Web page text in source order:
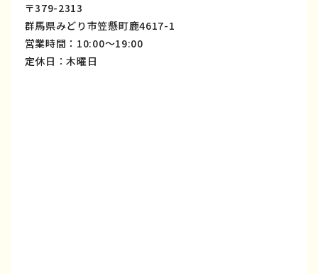
〒379-2313
群馬県みどり市笠懸町鹿4617-1
営業時間：10:00～19:00
定休日：木曜日